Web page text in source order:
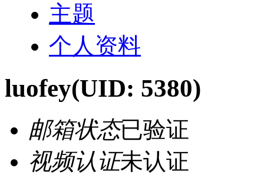
主题
个人资料
luofey(UID: 5380)
邮箱状态已验证
视频认证未认证